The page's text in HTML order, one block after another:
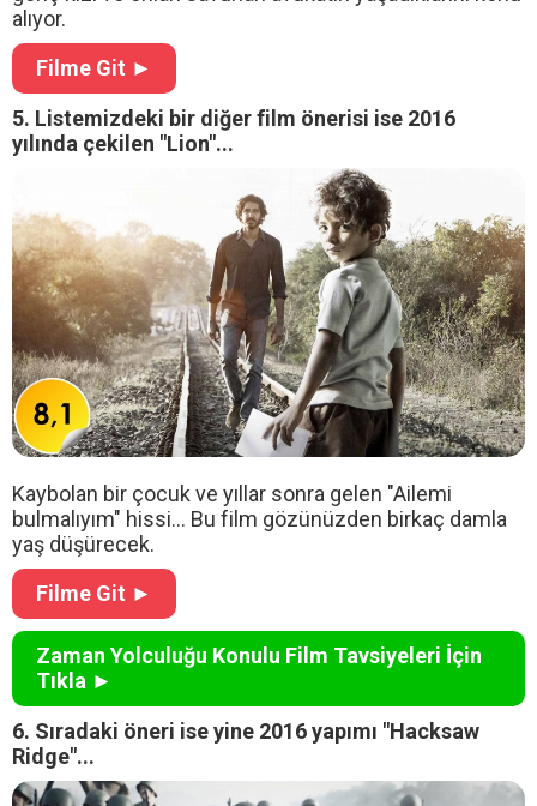
alıyor.
Filme Git ►
5. Listemizdeki bir diğer film önerisi ise 2016
yılında çekilen "Lion"...
Kaybolan bir çocuk ve yıllar sonra gelen "Ailemi
bulmalıyım" hissi... Bu film gözünüzden birkaç damla
yaş düşürecek.
Filme Git ►
Zaman Yolculuğu Konulu Film Tavsiyeleri İçin
Tıkla ►
6. Sıradaki öneri ise yine 2016 yapımı "Hacksaw
Ridge"...